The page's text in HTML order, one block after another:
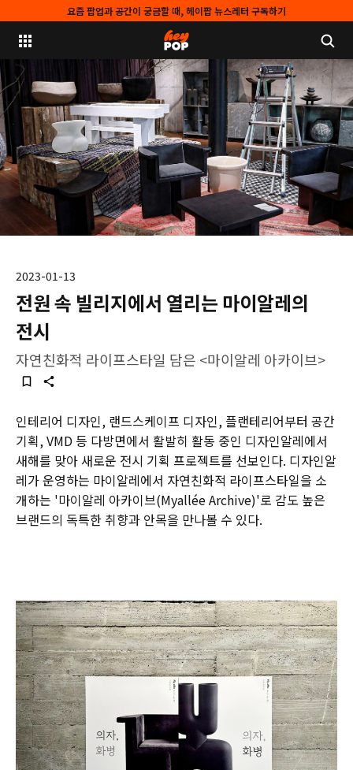
요즘 팝업과 공간이 궁금할 때, 헤이팝 뉴스레터 구독하기
2023-01-13
전원 속 빌리지에서 열리는 마이알레의
전시
자연친화적 라이프스타일 담은 <마이알레 아카이브>
인테리어 디자인, 랜드스케이프 디자인, 플랜테리어부터 공간
기획, VMD 등 다방면에서 활발히 활동 중인 디자인알레에서
새해를 맞아 새로운 전시 기획 프로젝트를 선보인다. 디자인알
레가 운영하는 마이알레에서 자연친화적 라이프스타일을 소
개하는 '마이알레 아카이브(Myallée Archive)'로 감도 높은
브랜드의 독특한 취향과 안목을 만나볼 수 있다.